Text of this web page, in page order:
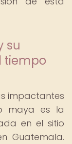
su
tiempo
impactantes
maya es la
en el sitio
Guatemala.